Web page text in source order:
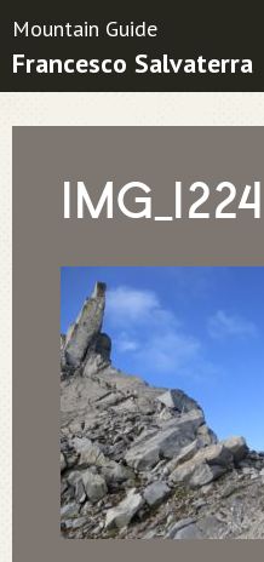
Friends
Mountain Guide
Francesco Salvaterra
IMG_1224